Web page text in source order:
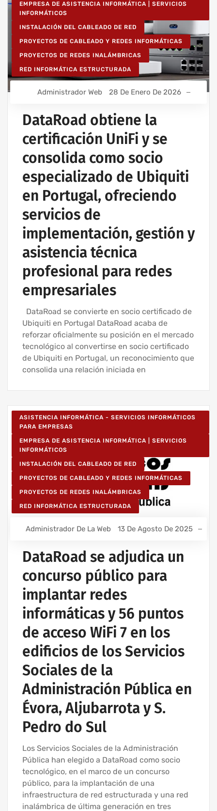
EMPRESA DE ASISTENCIA INFORMÁTICA | SERVICIOS
INFORMÁTICOS
INSTALACIÓN DEL CABLEADO DE RED
PROYECTOS DE CABLEADO Y REDES INFORMÁTICAS
PROYECTOS DE REDES INALÁMBRICAS
RED INFORMÁTICA ESTRUCTURADA
Administrador Web 28 De Enero De 2026
DataRoad obtiene la
certificación UniFi y se
consolida como socio
especializado de Ubiquiti
en Portugal, ofreciendo
servicios de
implementación, gestión y
asistencia técnica
profesional para redes
empresariales
DataRoad se convierte en socio certificado de
Ubiquiti en Portugal DataRoad acaba de
reforzar oficialmente su posición en el mercado
tecnológico al convertirse en socio certificado
de Ubiquiti en Portugal, un reconocimiento que
consolida una relación iniciada en
ASISTENCIA INFORMÁTICA - SERVICIOS INFORMÁTICOS
PARA EMPRESAS
EMPRESA DE ASISTENCIA INFORMÁTICA | SERVICIOS
INFORMÁTICOS
INSTALACIÓN DEL CABLEADO DE RED
PROYECTOS DE CABLEADO Y REDES INFORMÁTICAS
PROYECTOS DE REDES INALÁMBRICAS
RED INFORMÁTICA ESTRUCTURADA
Administrador De La Web 13 De Agosto De 2025
DataRoad se adjudica un
concurso público para
implantar redes
informáticas y 56 puntos
de acceso WiFi 7 en los
edificios de los Servicios
Sociales de la
Administración Pública en
Évora, Aljubarrota y S.
Pedro do Sul
Los Servicios Sociales de la Administración
Pública han elegido a DataRoad como socio
tecnológico, en el marco de un concurso
público, para la implantación de una
infraestructura de red estructurada y una red
inalámbrica de última generación en tres